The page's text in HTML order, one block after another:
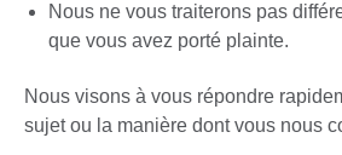
Nous ne vous traiterons pas
que vous avez porté plainte.
Nous visons à vous répondre
sujet ou la manière dont vous nous